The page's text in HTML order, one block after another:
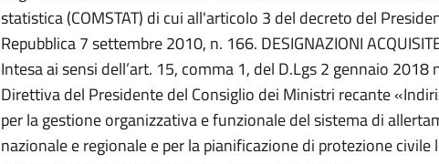
statistica (COMSTAT) di cui all'articolo 3 del decreto del
Repubblica 7 settembre 2010, n. 166. DESIGNAZIONI
Intesa ai sensi dell’art. 15, comma 1, del D.Lgs 2 gennaio 2018
Direttiva del Presidente del Consiglio dei Ministri recante
per la gestione organizzativa e funzionale del sistema di
nazionale e regionale e per la pianificazione di protezione civile